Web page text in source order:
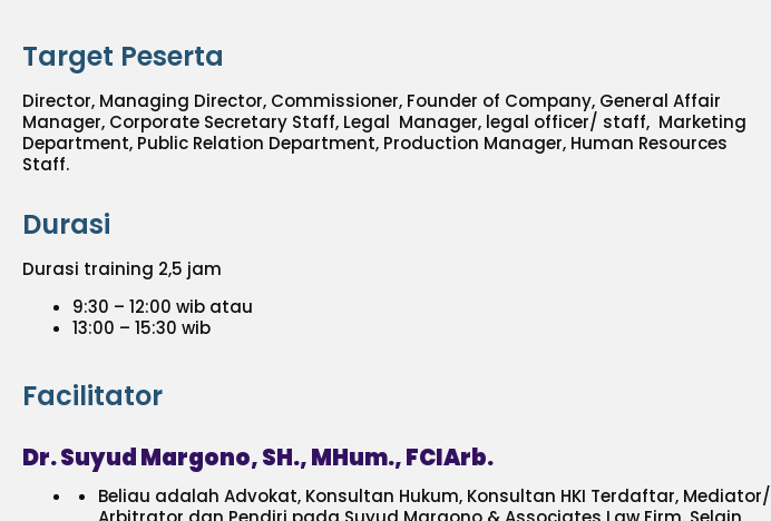
Target Peserta
Director, Managing Director, Commissioner, Founder of Company, General Affair
Manager, Corporate Secretary Staff, Legal Manager, legal officer/ staff, Marketing
Department, Public Relation Department, Production Manager, Human Resources
Staff.
Durasi
Durasi training 2,5 jam
9:30 – 12:00 wib atau
13:00 – 15:30 wib
Facilitator
Dr.Suyud Margono, SH., MHum.,FCIArb.
Beliau adalah Advokat, Konsultan Hukum, Konsultan HKI Terdaftar, Mediator/